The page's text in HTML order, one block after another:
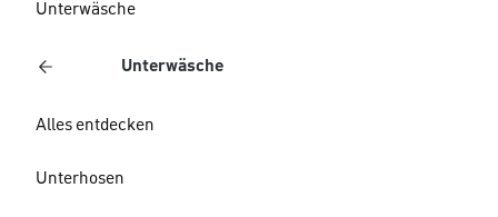
Unterwäsche
Unterwäsche
Alles entdecken
Unterhosen